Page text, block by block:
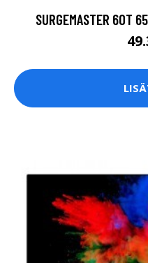
SURGEMASTER 6OT